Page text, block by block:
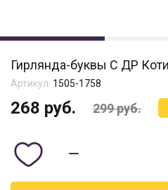
Гирлянда-буквы С ДР
Артикул: 1505-1758
268 руб. 299руб.